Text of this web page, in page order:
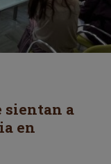
sientan a
en